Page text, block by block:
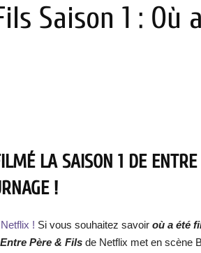
Saison 1 :
LA SAISON 1 DE
!
! Si vous souhaitez savoir où a été
Entre Père & Fils de Netflix met en scène